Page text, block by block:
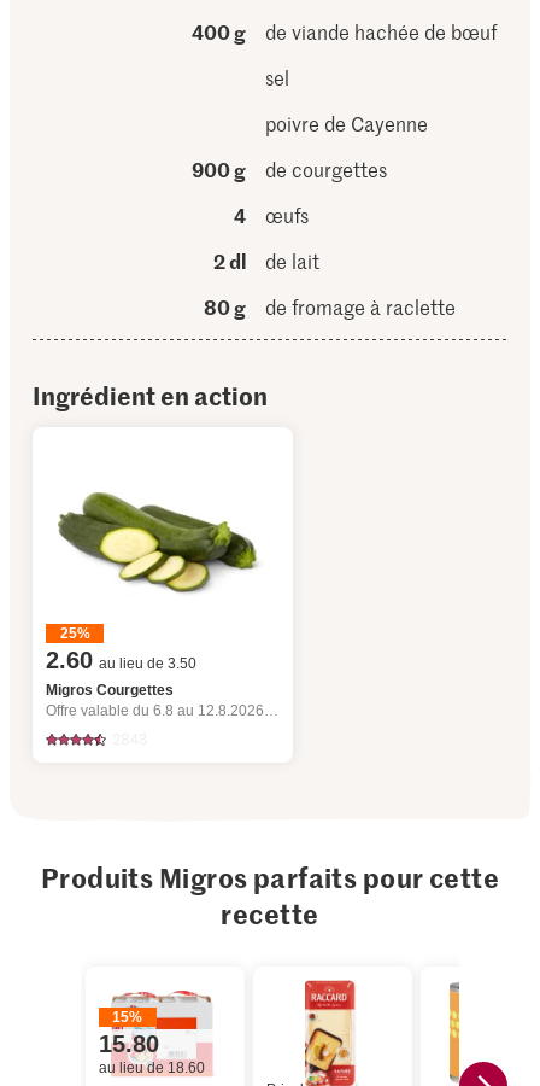
400 g
de viande hachée de bœuf
sel
poivre de Cayenne
900 g
de courgettes
4
œufs
2 dl
de lait
80 g
de fromage à raclette
Ingrédient en action
25%
2.60 au lieu de 3.50
Migros Courgettes
Offre valable du 6.8 au 12.8.2026, jusqu’à épuisement du stock.
Produits Migros parfaits pour cette
recette
15%
15.80
au lieu de 18.60